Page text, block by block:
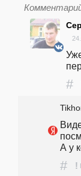
#
А у
# !